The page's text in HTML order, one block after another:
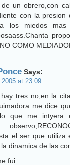
de un obrero,con
con la
a los miedos
COMO
Says:
at 23:09
tres no,en la
me dice
que me intyera
el ser que utiliza
dinamica de las
fui.